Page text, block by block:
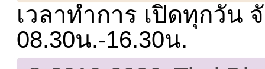
เวลาทำการ เปิดทุกวัน
08.30น.-16.30น.